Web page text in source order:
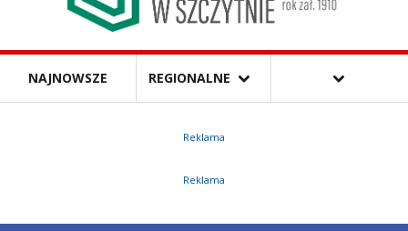
NAJNOWSZE REGIONALNE
Reklama
Reklama